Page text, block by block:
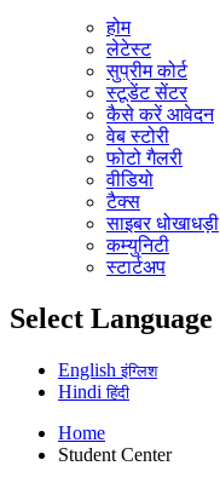
होम
लेटेस्ट
सुप्रीम कोर्ट
स्टूडेंट सेंटर
कैसे करें आवेदन
वेब स्टोरी
फोटो गैलरी
वीडियो
टैक्स
साइबर धोखाधड़ी
कम्युनिटी
स्टार्टअप
Select Language
Englishइंग्लिश
Hindiहिंदी
Home
Student Center